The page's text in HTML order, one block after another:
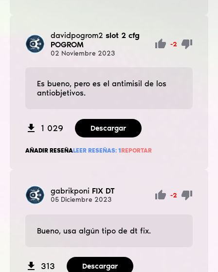
davidpogrom2 slot 2 cfg
POGROM
02 Noviembre 2023
-2
Es bueno, pero es el antimisil de los
antiobjetivos.
1 029 Descargar
AÑADIR RESEÑALEER RESEÑAS: 1REPORTAR
gabrikponi FIX DT
05 Diciembre 2023
-2
Bueno, usa algún tipo de dt fix.
313 Descargar